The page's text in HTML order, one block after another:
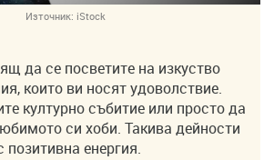
Източник: iStock
да се посветите на изкуство
които ви носят удоволствие.
културно събитие или просто да
си хоби. Такива дейности
енергия.